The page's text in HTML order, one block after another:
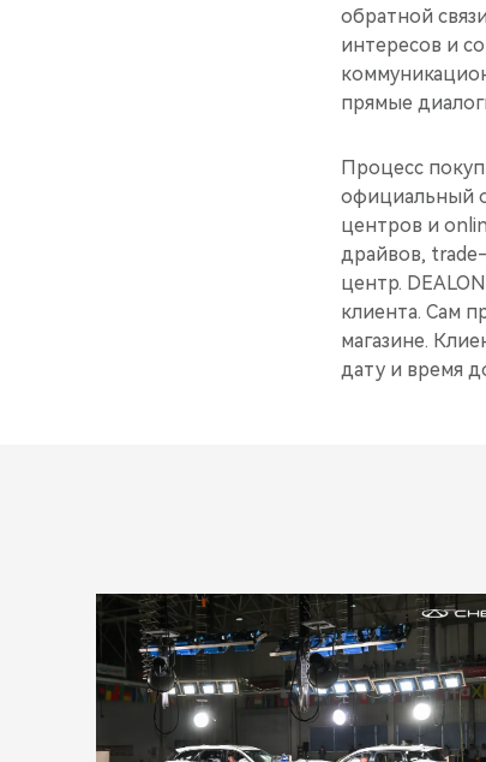
обратной
интересов и
прямые
Процесс
официальный
центров и
драйвов,
центр.
клиента. Сам
магазине.
дату и время